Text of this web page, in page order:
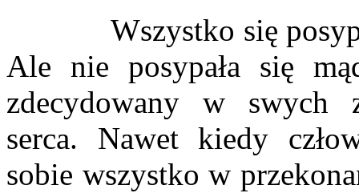
Wszystko się
Ale nie posypała się
zdecydowany w swych
serca. Nawet kiedy
sobie wszystko w